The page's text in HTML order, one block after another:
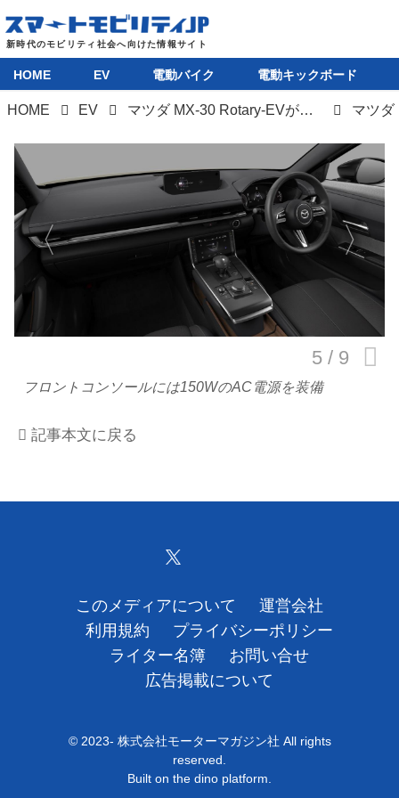
EV
電動バイク
電動キックボード
ライフスタイル
テクノロジー
このメディアについて
運営会社
ライター名簿
お問い合せ
広告掲載について
HOME EV 電動バイク 電動キックボード
HOME EV マツダ MX-30 Rotary-EVが発売に。ロータリーエンジンを発電機として搭載 マツ
フロントコンソールには150WのAC電源を装備
記事本文に戻る
このメディアについて
運営会社
利用規約
プライバシーポリシー
ライター名簿
お問い合せ
広告掲載について
© 2023- 株式会社モーターマガジン社 All rights
reserved.
Built on the dino platform.